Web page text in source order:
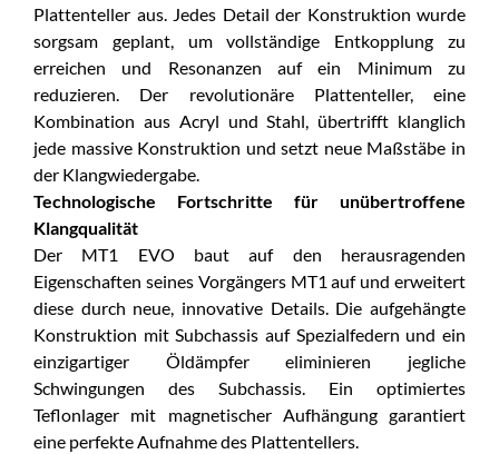
Plattenteller aus. Jedes Detail der Konstruktion wurde
sorgsam geplant, um vollständige Entkopplung zu
erreichen und Resonanzen auf ein Minimum zu
reduzieren. Der revolutionäre Plattenteller, eine
Kombination aus Acryl und Stahl, übertrifft klanglich
jede massive Konstruktion und setzt neue Maßstäbe in
der Klangwiedergabe.
Technologische Fortschritte für unübertroffene
Klangqualität
Der MT1 EVO baut auf den herausragenden
Eigenschaften seines Vorgängers MT1 auf und erweitert
diese durch neue, innovative Details. Die aufgehängte
Konstruktion mit Subchassis auf Spezialfedern und ein
einzigartiger Öldämpfer eliminieren jegliche
Schwingungen des Subchassis. Ein optimiertes
Teflonlager mit magnetischer Aufhängung garantiert
eine perfekte Aufnahme des Plattentellers.